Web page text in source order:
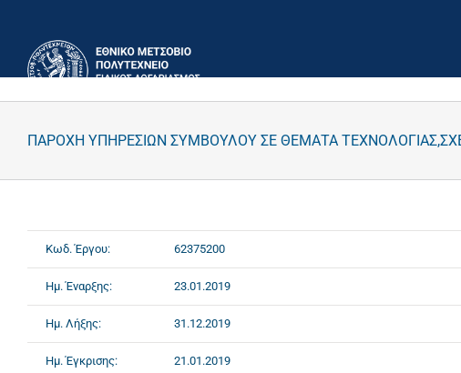
περιεχόμενο
ΠΑΡΟΧΗ ΥΠΗΡΕΣΙΩΝ ΣΥΜΒΟΥΛΟΥ ΣΕ ΘΕΜΑΤΑ
Κωδ. Έργου: 62375200
Ημ. Έναρξης: 23.01.2019
Ημ. Λήξης: 31.12.2019
Ημ. Έγκρισης: 21.01.2019